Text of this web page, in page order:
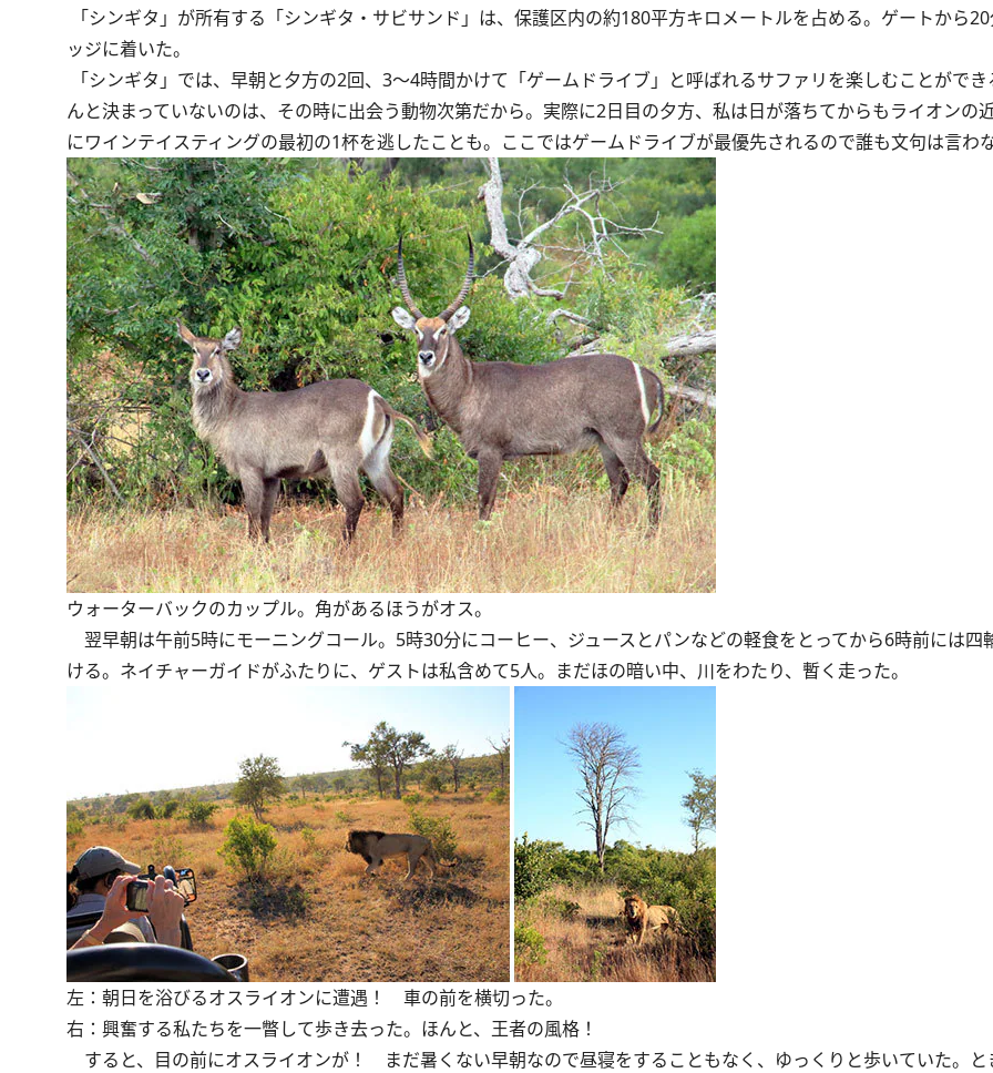
「シンギタ」が所有する「シンギタ・サビサンド」は、保護区内の約180平方キロメートルを占める。ゲートから
ッジに着いた。
「シンギタ」では、早朝と夕方の2回、3～4時間かけて「ゲームドライブ」と呼ばれるサファリを楽しむことがで
んと決まっていないのは、その時に出会う動物次第だから。実際に2日目の夕方、私は日が落ちてからもライオンの
にワインテイスティングの最初の1杯を逃したことも。ここではゲームドライブが最優先されるので誰も文句は言わな
ウォーターバックのカップル。角があるほうがオス。
翌早朝は午前5時にモーニングコール。5時30分にコーヒー、ジュースとパンなどの軽食をとってから6時前には四
ける。ネイチャーガイドがふたりに、ゲストは私含めて5人。まだほの暗い中、川をわたり、暫く走った。
左：朝日を浴びるオスライオンに遭遇！ 車の前を横切った。
右：興奮する私たちを一瞥して歩き去った。ほんと、王者の風格！
すると、目の前にオスライオンが！ まだ暑くない早朝なので昼寝をすることもなく、ゆっくりと歩いていた。と